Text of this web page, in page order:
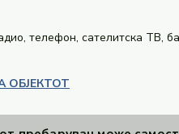
телефон, сателитска ТВ,
ОБЈЕКТОТ